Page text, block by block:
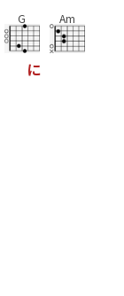
G
に
Am